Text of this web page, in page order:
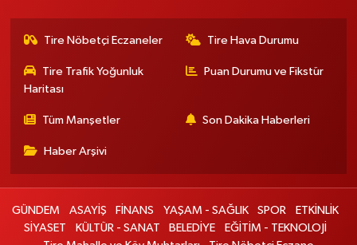
Tire Nöbetçi Eczaneler Tire Hava Durumu
Tire Trafik Yoğunluk
Haritası
Puan Durumu ve Fikstür
Tüm Manşetler Son Dakika Haberleri
Haber Arşivi
GÜNDEM ASAYİŞ FİNANS YAŞAM - SAĞLIK SPOR
ETKİNLİK
SİYASET
KÜLTÜR - SANAT BELEDİYE
EĞİTİM - TEKNOLOJİ